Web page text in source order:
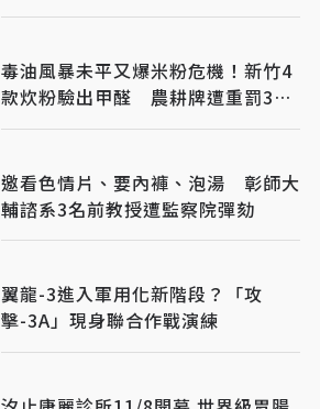
毒油風暴未平又爆米粉危機！新竹4
款炊粉驗出甲醛 農耕牌遭重罰384
萬
邀看色情片、要內褲、泡湯 彰師大
輔諮系3名前教授遭監察院彈劾
翼龍-3進入軍用化新階段？「攻
擊-3A」現身聯合作戰演練